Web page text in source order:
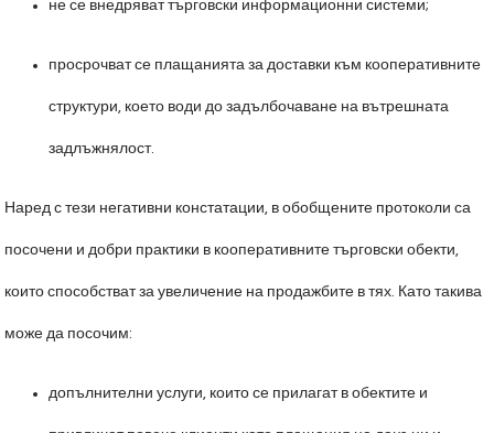
не се внедряват търговски информационни системи;
просрочват се плащанията за доставки към кооперативните
структури, което води до задълбочаване на вътрешната
задлъжнялост.
Наред с тези негативни констатации, в обобщените протоколи са
посочени и добри практики в кооперативните търговски обекти,
които способстват за увеличение на продажбите в тях. Като такива
може да посочим:
допълнителни услуги, които се прилагат в обектите и